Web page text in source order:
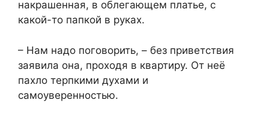
накрашенная, в облегающем платье, с
какой-то папкой в руках.
– Нам надо поговорить, – без приветствия
заявила она, проходя в квартиру. От неё
пахло терпкими духами и
самоуверенностью.